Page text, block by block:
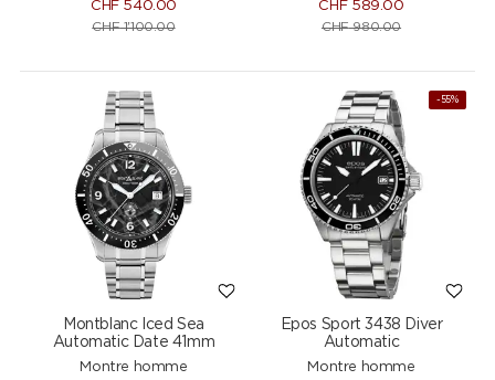
CHF 540.00
CHF1'100.00
CHF 589.00
CHF980.00
Montblanc Iced Sea
Automatic Date 41mm
Montre homme
-55%
Epos Sport 3438 Diver
Automatic
Montre homme